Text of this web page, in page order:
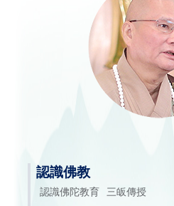
認識佛教
認識佛陀教育 三皈傳授